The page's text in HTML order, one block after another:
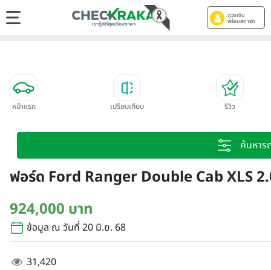
ดูวงเงิน
พร้อมสตาร์ท
หน้าแรก เปรียบเทียบ รีวิว
ค้นหาร
ฟอร์ด Ford Ranger Double Cab XLS
924,000 บาท
ข้อมูล ณ วันที่ 20 มิ.ย. 68
31,420